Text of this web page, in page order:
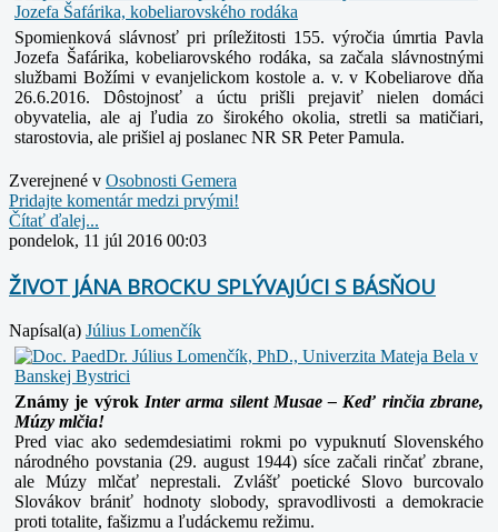
Spomienková slávnosť pri príležitosti 155. výročia úmrtia Pavla
Jozefa Šafárika, kobeliarovského rodáka, sa začala slávnostnými
službami Božími v evanjelickom kostole a. v. v Kobeliarove dňa
26.6.2016. Dôstojnosť a úctu prišli prejaviť nielen domáci
obyvatelia, ale aj ľudia zo širokého okolia, stretli sa matičiari,
starostovia, ale prišiel aj poslanec NR SR Peter Pamula.
Zverejnené v Osobnosti Gemera
Pridajte komentár medzi prvými!
Čítať ďalej...
pondelok, 11 júl 2016 00:03
ŽIVOT JÁNA BROCKU SPLÝVAJÚCI S BÁSŇOU
Napísal(a) Július Lomenčík
Známy je výrokInter arma silent Musae – Keď rinčia zbrane,
Múzy mlčia!
Pred viac ako sedemdesiatimi rokmi po vypuknutí Slovenského
národného povstania (29. august 1944) síce začali rinčať zbrane,
ale Múzy mlčať neprestali. Zvlášť poetické Slovo burcovalo
Slovákov brániť hodnoty slobody, spravodlivosti a demokracie
proti totalite, fašizmu a ľudáckemu režimu.